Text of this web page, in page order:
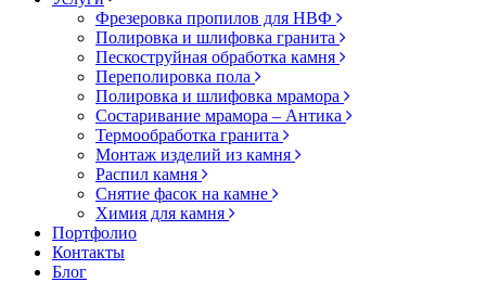
Фрезеровка пропилов для НВФ
Полировка и шлифовка гранита
Пескоструйная обработка камня
Переполировка пола
Полировка и шлифовка мрамора
Состаривание мрамора – Антика
Термообработка гранита
Монтаж изделий из камня
Распил камня
Снятие фасок на камне
Химия для камня
Портфолио
Контакты
Блог